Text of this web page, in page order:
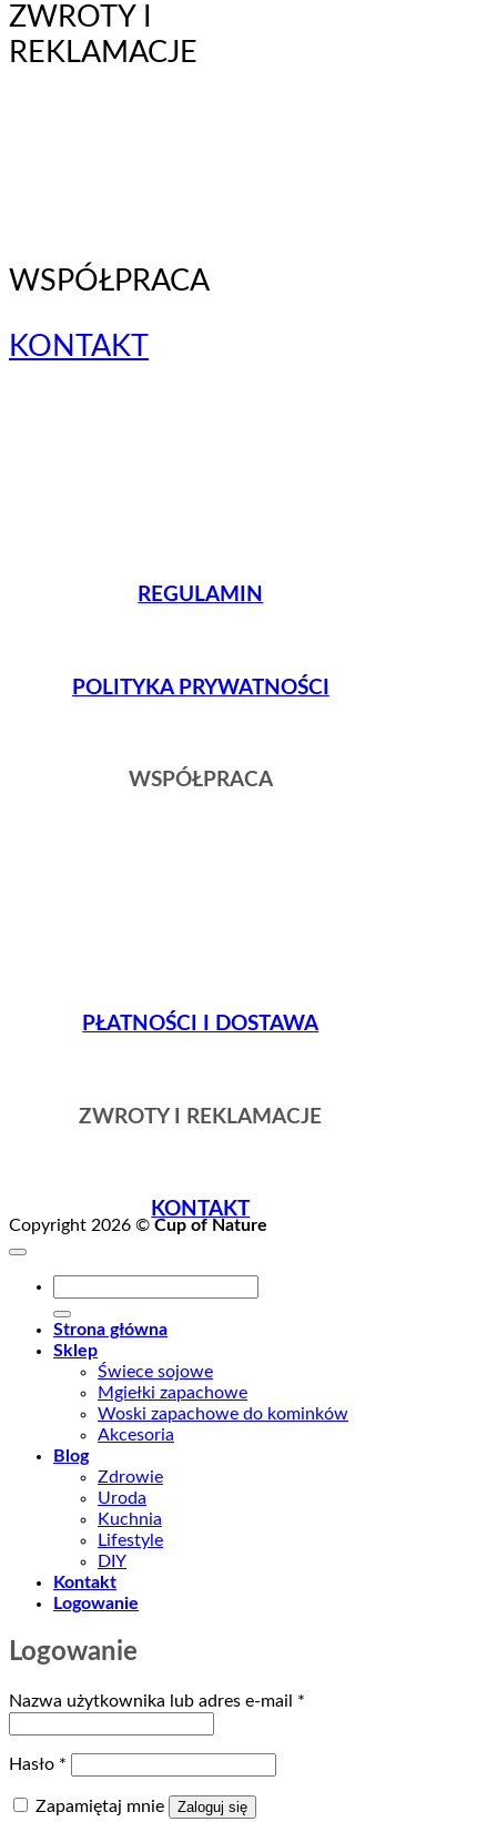
ZWROTY I
REKLAMACJE
WSPÓŁPRACA
KONTAKT
REGULAMIN
POLITYKA PRYWATNOŚCI
WSPÓŁPRACA
PŁATNOŚCI I DOSTAWA
ZWROTY I REKLAMACJE
KONTAKT
Copyright 2026 © Cup of Nature
Strona główna
Sklep
Świece sojowe
Mgiełki zapachowe
Woski zapachowe do kominków
Akcesoria
Blog
Zdrowie
Uroda
Kuchnia
Lifestyle
DIY
Kontakt
Logowanie
Logowanie
Nazwa użytkownika lub adres e-mail *
Hasło *
Zapamiętaj mnie Zaloguj się